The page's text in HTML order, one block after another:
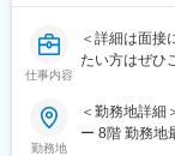
■アルコンに
日本アルコ
て、人々の「
り、世界180
りながら高い
仕事内容
＜詳細は面接
たい方はぜひ
■概要/採用背景
・同社は薬
勤務地
＜勤務地詳
ー 8階 勤務地